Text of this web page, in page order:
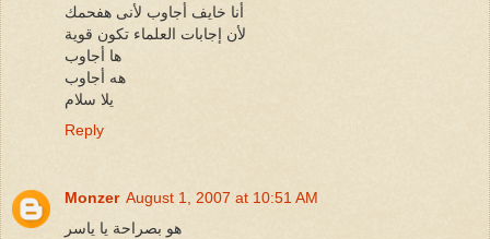
أنا خايف أجاوب لأنى هفحمك
لأن إجابات العلماء تكون قوية
ها أجاوب
هه أجاوب
يلا سلام
Reply
Monzer August 1, 2007 at 10:51 AM
هو بصراحة يا ياسر